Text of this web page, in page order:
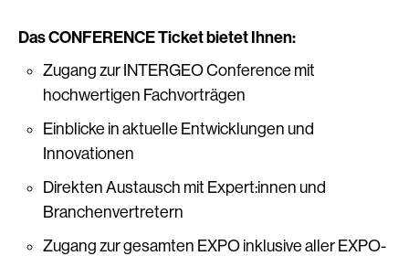
Das CONFERENCE Ticket bietet Ihnen:
Zugang zur INTERGEO Conference mit
hochwertigen Fachvorträgen
Einblicke in aktuelle Entwicklungen und
Innovationen
Direkten Austausch mit Expert:innen und
Branchenvertretern
Zugang zur gesamten EXPO inklusive aller EXPO-